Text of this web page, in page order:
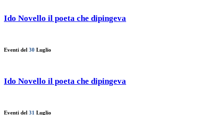
Ido Novello il poeta che dipingeva
Eventi del 30 Luglio
Ido Novello il poeta che dipingeva
Eventi del 31 Luglio